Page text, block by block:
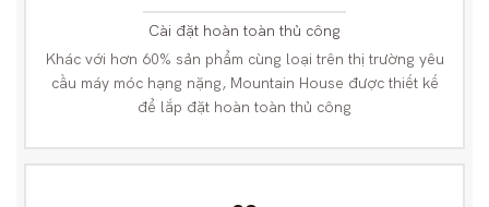
Cài đặt hoàn toàn thủ công
Khác với hơn 60% sản phẩm cùng loại trên thị trường yêu
cầu máy móc hạng nặng, Mountain House được thiết kế
để lắp đặt hoàn toàn thủ công